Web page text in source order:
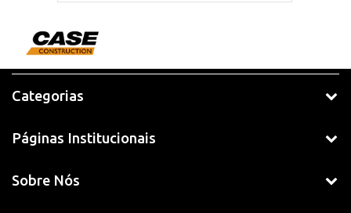
Categorias
Páginas Institucionais
Sobre Nós